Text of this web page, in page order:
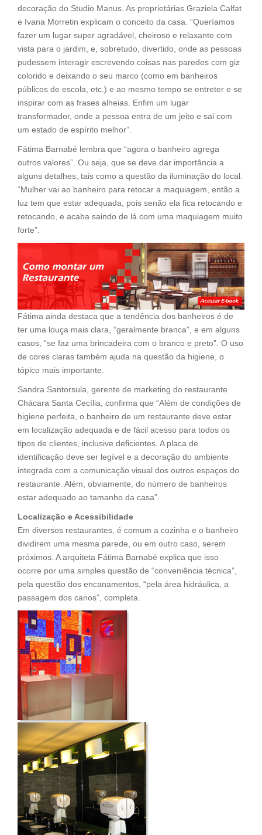
decoração do Studio Manus. As proprietárias Graziela Calfat
e Ivana Morretin explicam o conceito da casa. “Queríamos
fazer um lugar super agradável, cheiroso e relaxante com
vista para o jardim, e, sobretudo, divertido, onde as pessoas
pudessem interagir escrevendo coisas nas paredes com giz
colorido e deixando o seu marco (como em banheiros
públicos de escola, etc.) e ao mesmo tempo se entreter e se
inspirar com as frases alheias. Enfim um lugar
transformador, onde a pessoa entra de um jeito e sai com
um estado de espírito melhor”.
Fátima Barnabé lembra que “agora o banheiro agrega
outros valores”. Ou seja, que se deve dar importância a
alguns detalhes, tais como a questão da iluminação do local.
“Mulher vai ao banheiro para retocar a maquiagem, então a
luz tem que estar adequada, pois senão ela fica retocando e
retocando, e acaba saindo de lá com uma maquiagem muito
forte”.
Fátima ainda destaca que a tendência dos banheiros é de
ter uma louça mais clara, “geralmente branca”, e em alguns
casos, “se faz uma brincadeira com o branco e preto”. O uso
de cores claras também ajuda na questão da higiene, o
tópico mais importante.
Sandra Santorsula, gerente de marketing do restaurante
Chácara Santa Cecília, confirma que “Além de condições de
higiene perfeita, o banheiro de um restaurante deve estar
em localização adequada e de fácil acesso para todos os
tipos de clientes, inclusive deficientes. A placa de
identificação deve ser legível e a decoração do ambiente
integrada com a comunicação visual dos outros espaços do
restaurante. Além, obviamente, do número de banheiros
estar adequado ao tamanho da casa”.
Localização e Acessibilidade
Em diversos restaurantes, é comum a cozinha e o banheiro
dividirem uma mesma parede, ou em outro caso, serem
próximos. A arquiteta Fátima Barnabé explica que isso
ocorre por uma simples questão de “conveniência técnica”,
pela questão dos encanamentos, “pela área hidráulica, a
passagem dos canos”, completa.